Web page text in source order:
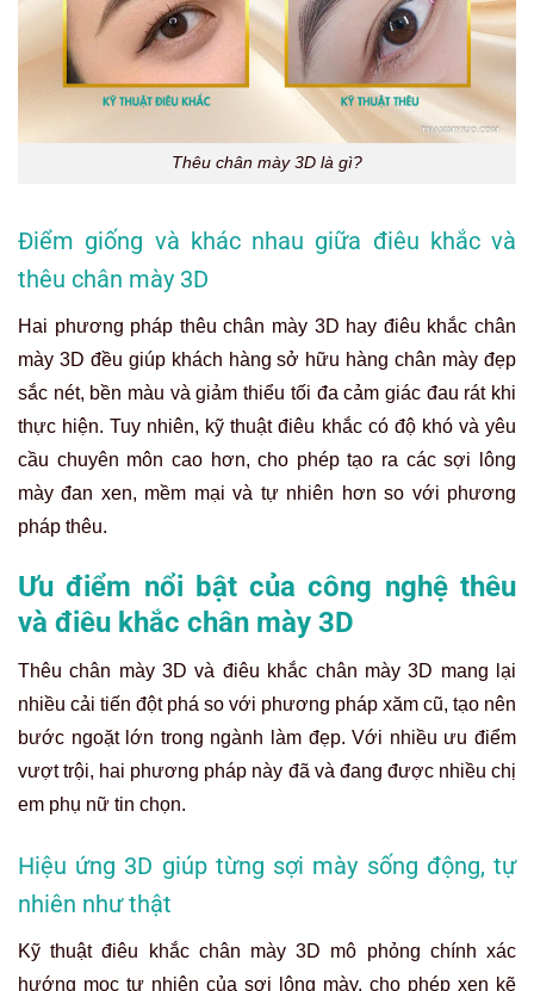
Thêu chân mày 3D là gì?
Điểm giống và khác nhau giữa điêu khắc và
thêu chân mày 3D
Hai phương pháp thêu chân mày 3D hay điêu khắc chân
mày 3D đều giúp khách hàng sở hữu hàng chân mày đẹp
sắc nét, bền màu và giảm thiểu tối đa cảm giác đau rát khi
thực hiện. Tuy nhiên, kỹ thuật điêu khắc có độ khó và yêu
cầu chuyên môn cao hơn, cho phép tạo ra các sợi lông
mày đan xen, mềm mại và tự nhiên hơn so với phương
pháp thêu.
Ưu điểm nổi bật của công nghệ thêu
và điêu khắc chân mày 3D
Thêu chân mày 3D và điêu khắc chân mày 3D mang lại
nhiều cải tiến đột phá so với phương pháp xăm cũ, tạo nên
bước ngoặt lớn trong ngành làm đẹp. Với nhiều ưu điểm
vượt trội, hai phương pháp này đã và đang được nhiều chị
em phụ nữ tin chọn.
Hiệu ứng 3D giúp từng sợi mày sống động, tự
nhiên như thật
Kỹ thuật điêu khắc chân mày 3D mô phỏng chính xác
hướng mọc tự nhiên của sợi lông mày, cho phép xen kẽ